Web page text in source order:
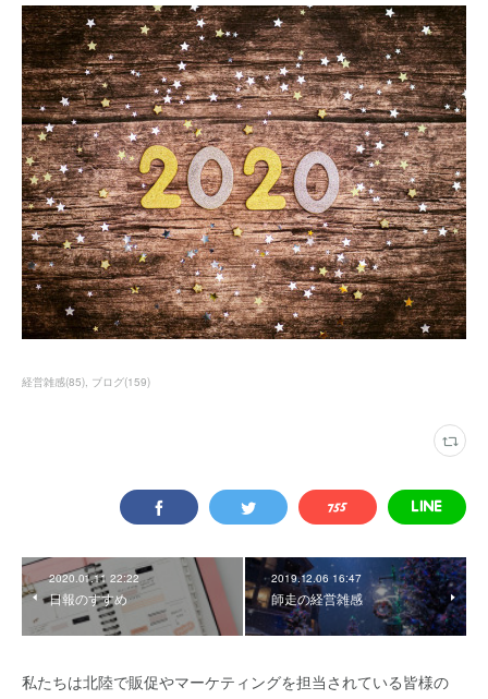
経営雑感(85) ブログ(159)
2020.01.11 22:22
日報のすすめ
2019.12.06 16:47
師走の経営雑感
私たちは北陸で販促やマーケティングを担当されている皆様の